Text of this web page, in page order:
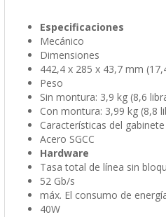
Especificaciones
Mecánico
Dimensiones
442,4 x 285 x 43,7 mm
Peso
Sin montura: 3,9 kg (8,6
Con montura: 3,99 kg (8,8
Características del gabinete
Acero SGCC
Hardware
Tasa total de línea sin
52 Gb/s
máx. El consumo de
40W